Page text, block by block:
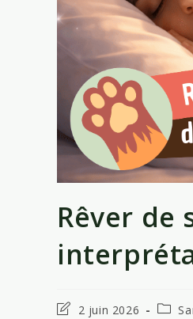
Rêver de
Dernière2 juin 2026
Post